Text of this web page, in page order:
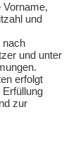
Vorname,
und
nach
und unter
erfolgt
zur